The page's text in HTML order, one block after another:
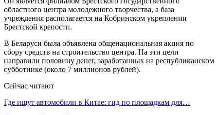
областного центра молодежного творчества, а база
учреждения располагается на Кобринском укреплении
Брестской крепости.
В Беларуси была объявлена общенациональная акция по
сбору средств на строительство центра. На эти цели
направили половину денег, заработанных на республиканском
субботнике (около 7 миллионов рублей).
Сейчас читают
Где ищут автомобили в Китае: гид по площадкам для…